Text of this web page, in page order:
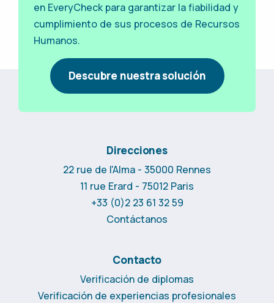
en EveryCheck para garantizar la fiabilidad y
cumplimiento de sus procesos de Recursos
Humanos.
Descubre nuestra solución
Direcciones
22 rue de l'Alma - 35000 Rennes
11 rue Erard - 75012 Paris
+33 (0)2 23 61 32 59
Contáctanos
Contacto
Verificación de diplomas
Verificación de experiencias profesionales